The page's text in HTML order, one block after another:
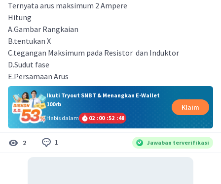
Ternyata arus maksimum 2 Ampere
Hitung
A.Gambar Rangkaian
B.tentukan X
C.tegangan Maksimum pada Resistor dan Induktor
D.Sudut fase
E.Persamaan Arus
Ikuti Tryout SNBT & Menangkan E-Wallet
100rb
Habis dalam
02 :00 :52 :48
Klaim
2 1 Jawaban terverifikasi